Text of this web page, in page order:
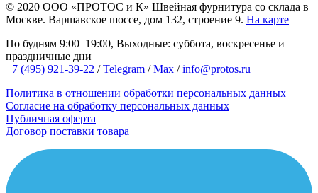
© 2020 ООО «ПРОТОС и К» Швейная фурнитура со склада в
Москве. Варшавское шоссе, дом 132, строение 9. На карте
По будням 9:00–19:00, Выходные: суббота, воскресенье и
праздничные дни
+7 (495) 921-39-22 /Telegram /Max /info@protos.ru
Политика в отношении обработки персональных данных
Согласие на обработку персональных данных
Публичная оферта
Договор поставки товара